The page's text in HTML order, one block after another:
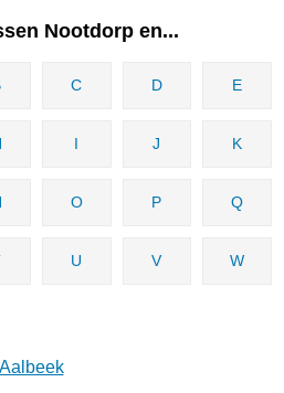
Nootdorp en...
C D E
I J K
O P Q
U V W
Aalbeek